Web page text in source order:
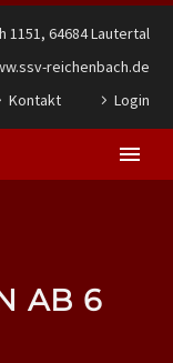
1151, 64684 Lautertal
reichenbach.de
Kontakt Login
AB 6